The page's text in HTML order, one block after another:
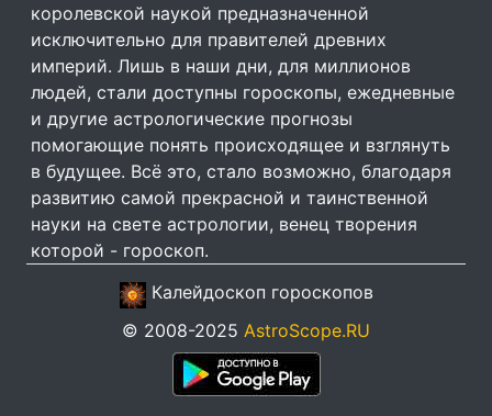
королевской наукой предназначенной
исключительно для правителей древних
империй. Лишь в наши дни, для миллионов
людей, стали доступны гороскопы, ежедневные
и другие астрологические прогнозы
помогающие понять происходящее и взглянуть
в будущее. Всё это, стало возможно, благодаря
развитию самой прекрасной и таинственной
науки на свете астрологии, венец творения
которой - гороскоп.
Калейдоскоп гороскопов
© 2008-2025 AstroScope.RU